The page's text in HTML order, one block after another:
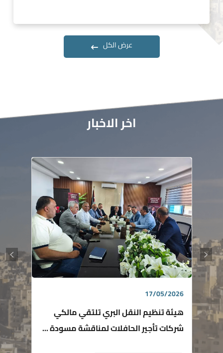
عرض الكل
اخر الاخبار
17/05/2026
هيئة تنظيم النقل البري تلتقي مالكي
شركات تأجير الحافلات لمناقشة مسودة ...